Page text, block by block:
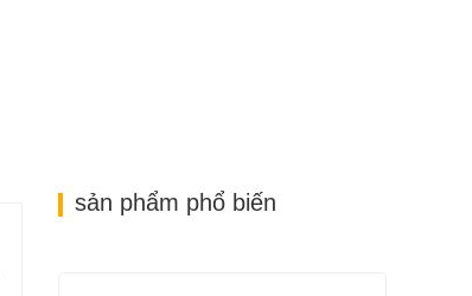
sản phẩm phổ biến